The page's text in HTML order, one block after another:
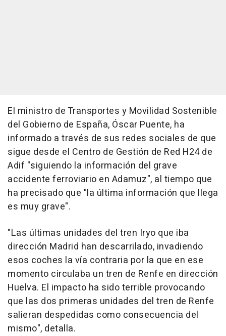
El ministro de Transportes y Movilidad Sostenible
del Gobierno de España, Óscar Puente, ha
informado a través de sus redes sociales de que
sigue desde el Centro de Gestión de Red H24 de
Adif "siguiendo la información del grave
accidente ferroviario en Adamuz", al tiempo que
ha precisado que "la última información que llega
es muy grave".
"Las últimas unidades del tren Iryo que iba
dirección Madrid han descarrilado, invadiendo
esos coches la vía contraria por la que en ese
momento circulaba un tren de Renfe en dirección
Huelva. El impacto ha sido terrible provocando
que las dos primeras unidades del tren de Renfe
salieran despedidas como consecuencia del
mismo", detalla.